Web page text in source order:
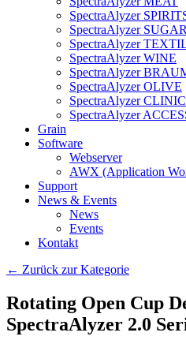
SpectraAlyzer
SpectraAlyzer SUGAR
SpectraAlyzer
SpectraAlyzer WINE
SpectraAlyzer
SpectraAlyzer OLIVE
SpectraAlyzer
SpectraAlyzer
Grain
Software
Webserver
AWX (Application
Support
News & Events
News
Events
Kontakt
← Zurück zur Kategorie
Rotating Open Cup
SpectraAlyzer 2.0